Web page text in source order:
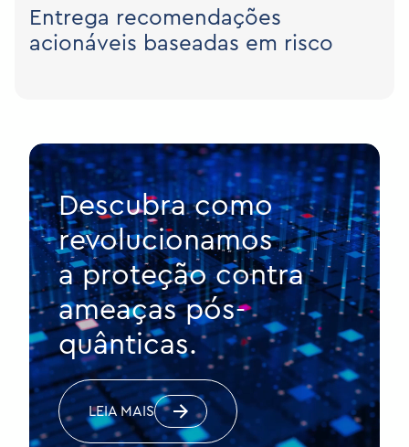
Entrega recomendações
acionáveis baseadas em risco
Descubra como
revolucionamos
a proteção contra
ameaças pós-
quânticas.
LEIA MAIS